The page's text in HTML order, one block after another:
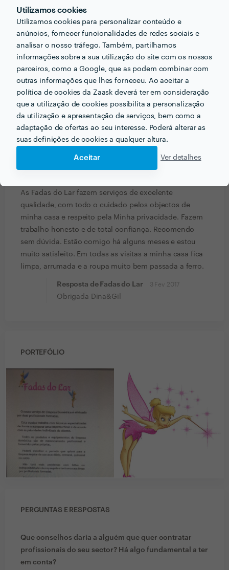
Utilizamos cookies
Utilizamos cookies para personalizar conteúdo e
anúncios, fornecer funcionalidades de redes sociais e
analisar o nosso tráfego. Também, partilhamos
informações sobre a sua utilização do site com os nossos
parceiros, como a Google, que as podem combinar com
outras informações que lhes forneceu. Ao aceitar a
política de cookies da Zaask deverá ter em consideração
que a utilização de cookies possibilita a personalização
da utilização e apresentação de serviços, bem como a
adaptação de ofertas ao seu interesse. Poderá alterar as
suas definições de cookies a qualquer altura.
Aceitar Ver detalhes
2 Fev 2017
A Dina é uma excelente profissional: metódica e
necessária. Deixa a casa impecável. É simpática,
cordial e flexível. Recomendo.
Resposta de Fadas do Lar 3 Fev 2017
Obrigada Dina&Gil
João Santos
Trabalho realizado fora da plataforma
As Fadas do Lar fazem serviços de excelente
qualidade, com todo o cuidado pelos objectos de
minha casa e respeito pela Minha privacidade. Fazem
trabalho honesto e de total confiança. Recomendo
sem dúvida. Estão comigo há alguns meses e estou
muito satisfeito. Em todas as visitas a minha casa fica
limpa, arrumada e a roupa muito bem passada a ferro.
Resposta de Fadas do Lar 3 Fev 2017
Obrigada Dina&Gil
PORTEFÓLIO
PERGUNTAS E RESPOSTAS
Que conselhos daria a alguém que quer contratar
profissionais do seu sector? Há algo fundamental a ter
em conta?